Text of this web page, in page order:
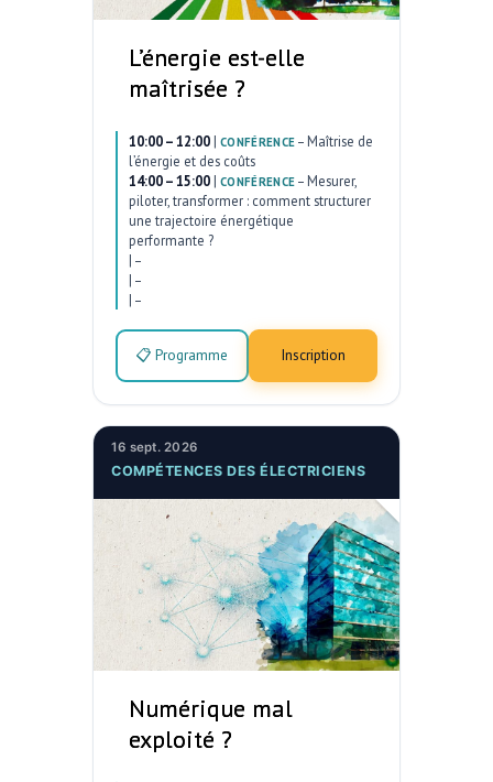
L’énergie est-elle
maîtrisée ?
10:00 – 12:00 | CONFÉRENCE – Maîtrise de
l’énergie et des coûts
14:00 – 15:00 | CONFÉRENCE – Mesurer,
piloter, transformer : comment structurer
une trajectoire énergétique
performante ?
| –
| –
| –
📋 Programme Inscription
16 sept. 2026
COMPÉTENCES DES ÉLECTRICIENS
Numérique mal
exploité ?